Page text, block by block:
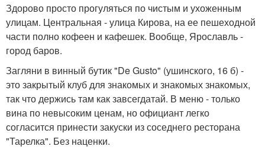
Здорово просто прогуляться по чистым и ухоженным
улицам. Центральная - улица Кирова, на ее пешеходной
части полно кофеен и кафешек. Вообще, Ярославль -
город баров.
Загляни в винный бутик "De Gusto" (ушинского, 16 б) -
это закрытый клуб для знакомых и знакомых знакомых,
так что держись там как завсегдатай. В меню - только
вина по невысоким ценам, но официант легко
согласится принести закуски из соседнего ресторана
"Тарелка". Без наценки.